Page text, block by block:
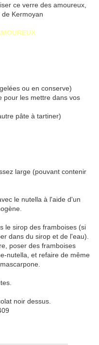
ce verre des amoureux,
Kermoyan
ou en conserve)
pour les mettre dans vos
pâte à tartiner)
large (pouvant contenir
le nutella à l'aide d'un
le sirop des framboises (si
dans du sirop et de l'eau).
poser des framboises
nutella, et refaire de même
noir dessus.